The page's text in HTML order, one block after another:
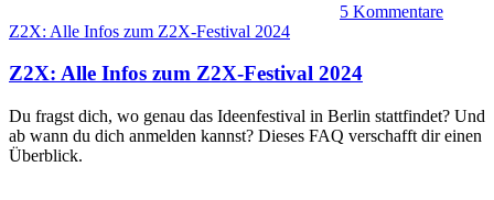
5 Kommentare
Z2X: Alle Infos zum Z2X-Festival 2024
Z2X: Alle Infos zum Z2X-Festival 2024
Du fragst dich, wo genau das Ideenfestival in Berlin stattfindet? Und
ab wann du dich anmelden kannst? Dieses FAQ verschafft dir einen
Überblick.